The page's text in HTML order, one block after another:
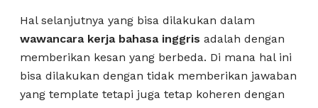
Hal selanjutnya yang bisa dilakukan dalam
wawancara kerja bahasa inggris adalah dengan
memberikan kesan yang berbeda. Di mana hal ini
bisa dilakukan dengan tidak memberikan jawaban
yang template tetapi juga tetap koheren dengan